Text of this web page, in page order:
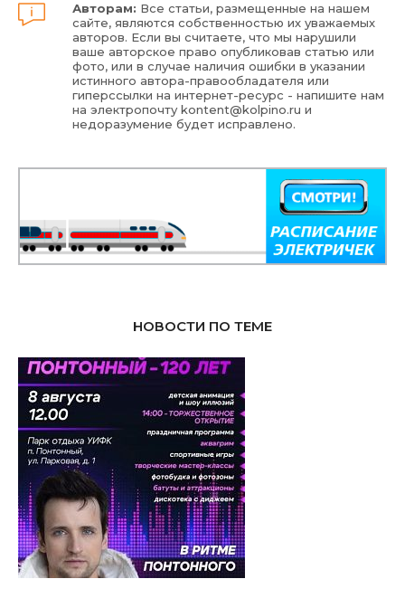
Авторам: Все статьи, размещенные на нашем
сайте, являются собственностью их уважаемых
авторов. Если вы считаете, что мы нарушили
ваше авторское право опубликовав статью или
фото, или в случае наличия ошибки в указании
истинного автора-правообладателя или
гиперссылки на интернет-ресурс - напишите нам
на электропочтуkontent@kolpino.ru и
недоразумение будет исправлено.
НОВОСТИ ПО ТЕМЕ